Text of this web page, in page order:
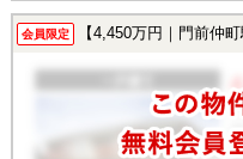
会員限定 【4,450万円｜門前仲町